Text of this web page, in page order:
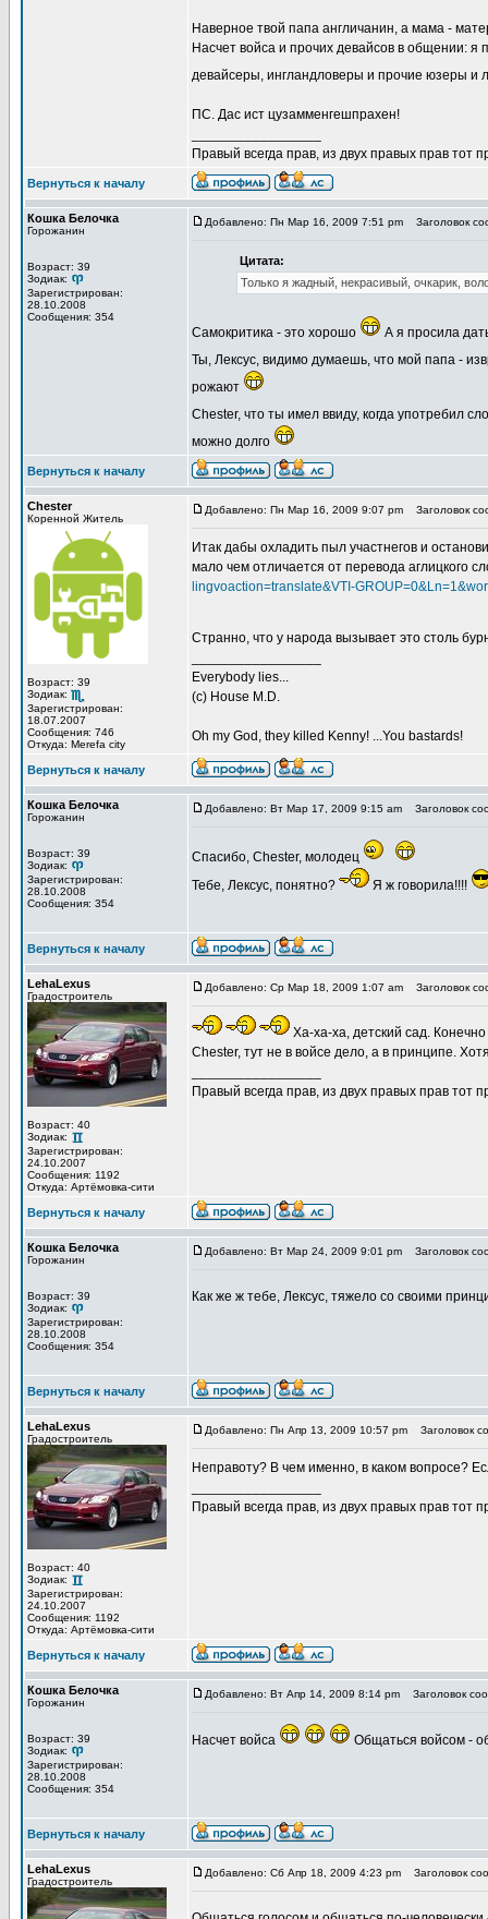
Наверное твой папа англичанин, а мама -
Насчет войса и прочих девайсов в общении:
девайсеры, ингландловеры и прочие юзеры и
ПС. Дас ист цузамменгешпрахен!
Правый всегда прав, из двух правых прав тот
Вернуться к началу
Кошка Белочка
Горожанин
Возраст: 39
Зодиак:
Зарегистрирован:
28.10.2008
Сообщения: 354
Добавлено: Пн Мар 16, 2009 7:51 pm Заголовок
Цитата:
Только я жадный, некрасивый, очкарик,
Самокритика - это хорошо
А я просила
Ты, Лексус, видимо думаешь, что мой папа -
рожают
Chester, что ты имел ввиду, когда употребил
можно долго
Вернуться к началу
Chester
Коренной Житель
Возраст: 39
Зодиак:
Зарегистрирован:
18.07.2007
Сообщения: 746
Откуда: Merefa city
Добавлено: Пн Мар 16, 2009 9:07 pm Заголовок
Итак дабы охладить пыл участнегов и
мало чем отличается от перевода аглицкого
lingvoaction=translate&VTI-
Странно, что у народа вызывает это столь
Everybody lies...
(с) House M.D.
Oh my God, they killed Kenny! ...You bastards!
Вернуться к началу
Кошка Белочка
Горожанин
Возраст: 39
Зодиак:
Зарегистрирован:
28.10.2008
Сообщения: 354
Добавлено: Вт Мар 17, 2009 9:15 am Заголовок
Спасибо, Chester, молодец
Тебе, Лексус, понятно?
Я ж говорила!!!!
Вернуться к началу
LehaLexus
Градостроитель
Возраст: 40
Зодиак:
Зарегистрирован:
24.10.2007
Сообщения: 1192
Откуда: Артёмовка-сити
Добавлено: Ср Мар 18, 2009 1:07 am Заголовок
Ха-ха-ха, детский сад.
Chester, тут не в войсе дело, а в принципе.
Правый всегда прав, из двух правых прав тот
Вернуться к началу
Кошка Белочка
Горожанин
Возраст: 39
Зодиак:
Зарегистрирован:
28.10.2008
Сообщения: 354
Добавлено: Вт Мар 24, 2009 9:01 pm Заголовок
Как же ж тебе, Лексус, тяжело со своими
Вернуться к началу
LehaLexus
Градостроитель
Возраст: 40
Зодиак:
Зарегистрирован:
24.10.2007
Сообщения: 1192
Откуда: Артёмовка-сити
Добавлено: Пн Апр 13, 2009 10:57 pm Заголовок
Неправоту? В чем именно, в каком вопросе?
Правый всегда прав, из двух правых прав тот
Вернуться к началу
Кошка Белочка
Горожанин
Возраст: 39
Зодиак:
Зарегистрирован:
28.10.2008
Сообщения: 354
Добавлено: Вт Апр 14, 2009 8:14 pm Заголовок
Насчет войса Общаться войсом -
Вернуться к началу
LehaLexus
Градостроитель
Добавлено: Сб Апр 18, 2009 4:23 pm Заголовок